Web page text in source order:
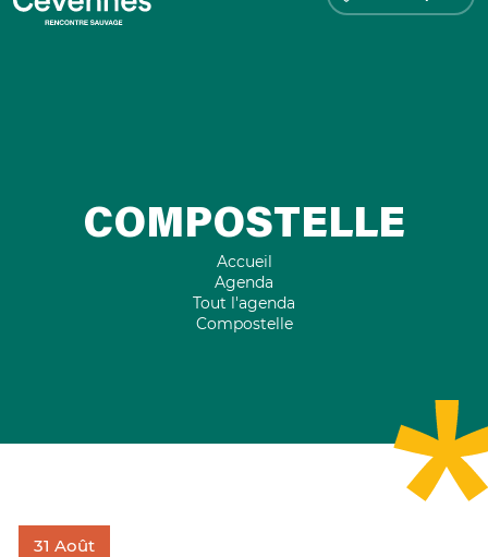
COMPOSTELLE
Accueil
Agenda
Tout l'agenda
Compostelle
31 Août